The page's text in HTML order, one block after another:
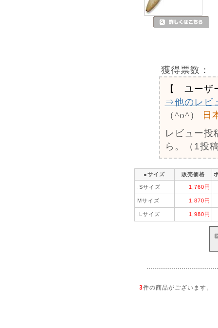
獲得票数：
【 ユーザ
⇒他のレビ
（^o^）
日
レビュー投
ら。（1投
●サイズ 販売価格
.Sサイズ 1,760円
Mサイズ 1,870円
.Lサイズ 1,980円
3件の商品がございます。